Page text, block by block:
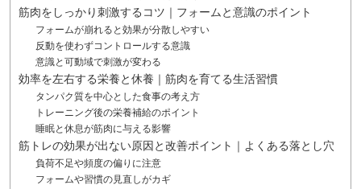
筋肉をしっかり刺激するコツ｜フォームと意識のポイント
フォームが崩れると効果が分散しやすい
反動を使わずコントロールする意識
意識と可動域で刺激が変わる
効率を左右する栄養と休養｜筋肉を育てる生活習慣
タンパク質を中心とした食事の考え方
トレーニング後の栄養補給のポイント
睡眠と休息が筋肉に与える影響
筋トレの効果が出ない原因と改善ポイント｜よくある落とし穴
負荷不足や頻度の偏りに注意
フォームや習慣の見直しがカギ